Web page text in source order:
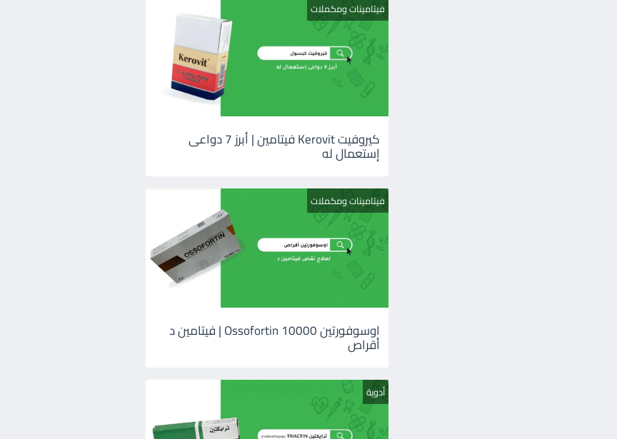
فيتامينات ومكملات
كيروفيت Kerovit فيتامين | أبرز 7 دواعى
إستعمال له
فيتامينات ومكملات
اوسوفورتين 10000 Ossofortin | فيتامين د
أقراص
أدوية